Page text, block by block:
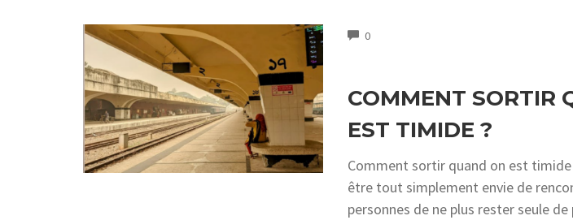
0COMMENTS
COMMENT SORTIR
EST TIMIDE ?
Comment sortir quand on est timide
être tout simplement envie de
personnes de ne plus rester seule